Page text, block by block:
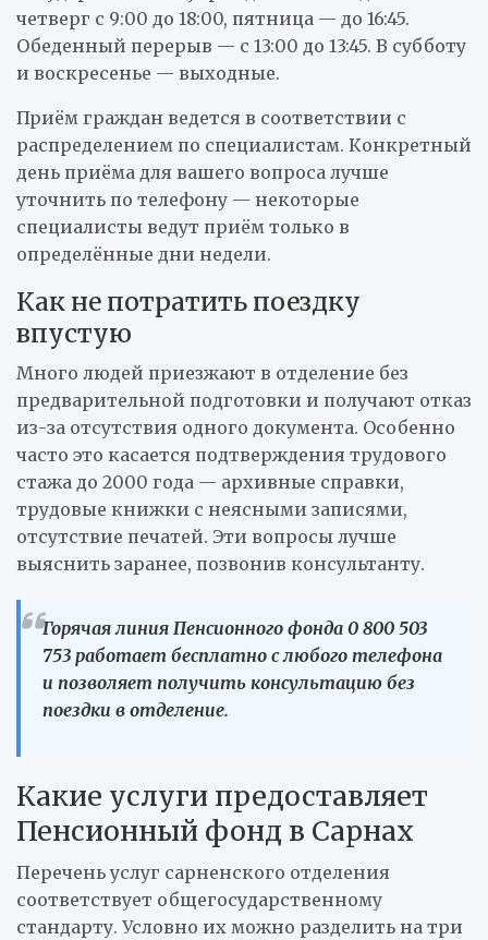
четверг с 9:00 до 18:00, пятница — до 16:45.
Обеденный перерыв — с 13:00 до 13:45. В субботу
и воскресенье — выходные.
Приём граждан ведется в соответствии с
распределением по специалистам. Конкретный
день приёма для вашего вопроса лучше
уточнить по телефону — некоторые
специалисты ведут приём только в
определённые дни недели.
Как не потратить поездку
впустую
Много людей приезжают в отделение без
предварительной подготовки и получают отказ
из-за отсутствия одного документа. Особенно
часто это касается подтверждения трудового
стажа до 2000 года — архивные справки,
трудовые книжки с неясными записями,
отсутствие печатей. Эти вопросы лучше
выяснить заранее, позвонив консультанту.
Горячая линия Пенсионного фонда 0 800 503
753 работает бесплатно с любого телефона
и позволяет получить консультацию без
поездки в отделение.
Какие услуги предоставляет
Пенсионный фонд в Сарнах
Перечень услуг сарненского отделения
соответствует общегосударственному
стандарту. Условно их можно разделить на три